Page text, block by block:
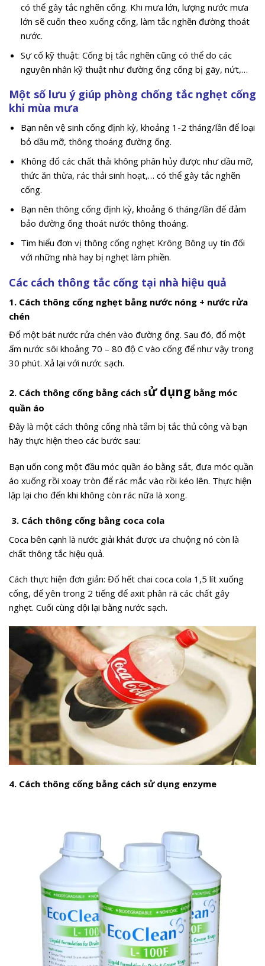
có thể gây tắc nghẽn cống. Khi mưa lớn, lượng nước mưa
lớn sẽ cuốn theo xuống cống, làm tắc nghẽn đường thoát
nước.
Sự cố kỹ thuật: Cống bị tắc nghẽn cũng có thể do các
nguyên nhân kỹ thuật như đường ống cống bị gãy, nứt,…
Một số lưu ý giúp phòng chống tắc nghẹt cống
khi mùa mưa
Bạn nên vệ sinh cống định kỳ, khoảng 1-2 tháng/lần để loại
bỏ dầu mỡ, thông thoáng đường ống.
Không đổ các chất thải không phân hủy được như dầu mỡ,
thức ăn thừa, rác thải sinh hoạt,… có thể gây tắc nghẽn
cống.
Bạn nên thông cống định kỳ, khoảng 6 tháng/lần để đảm
bảo đường ống thoát nước thông thoáng.
Tìm hiểu đơn vị thông cống nghẹt Krông Bông uy tín đối
với những nhà hay bị nghẹt làm phiền.
Các cách thông tắc cống tại nhà hiệu quả
1. Cách thông cống nghẹt bằng nước nóng + nước rửa
chén
Đổ một bát nước rửa chén vào đường ống. Sau đó, đổ một
ấm nước sôi khoảng 70 – 80 độ C vào cống để như vậy trong
30 phút. Xả lại với nước sạch.
2. Cách thông cống bằng cách sử dụng bằng móc
quần áo
Đây là một cách thông cống nhà tắm bị tắc thủ công và bạn
hãy thực hiện theo các bước sau:
Bạn uốn cong một đầu móc quần áo bằng sắt, đưa móc quần
áo xuống rồi xoay tròn để rác mắc vào rồi kéo lên. Thực hiện
lặp lại cho đến khi không còn rác nữa là xong.
3. Cách thông cống bằng coca cola
Coca bên cạnh là nước giải khát được ưa chuộng nó còn là
chất thông tắc hiệu quả.
Cách thực hiện đơn giản: Đổ hết chai coca cola 1,5 lít xuống
cống, để yên trong 2 tiếng để axit phân rã các chất gây
nghẹt. Cuối cùng dội lại bằng nước sạch.
4. Cách thông cống bằng cách sử dụng enzyme